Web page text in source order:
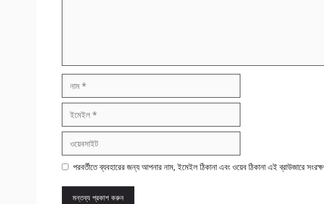
ইমেইল
পরবর্তীতে ব্যবহারের জন্য আপনার নাম, ইমেইল ঠিকানা এবং ওয়েব ঠিকানা এই ব্রাউজারে